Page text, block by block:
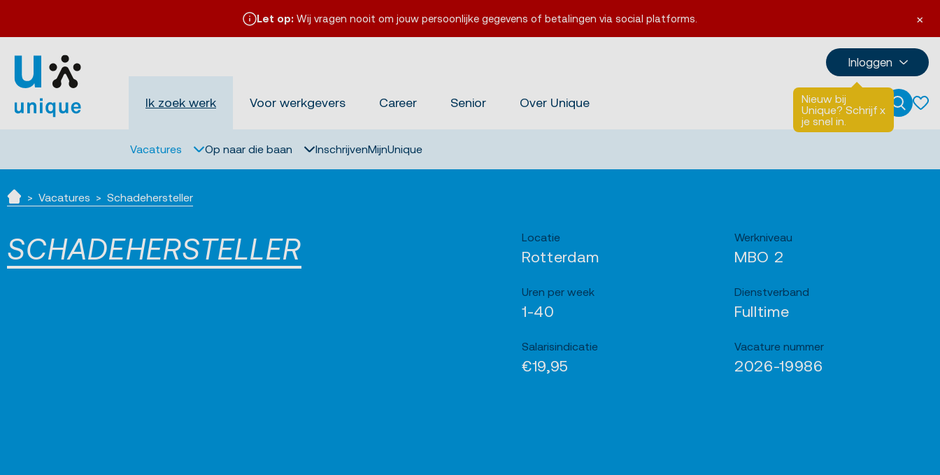
×
Let op: Wij vragen nooit om jouw persoonlijke gegevens of betalingen via social platforms.
Inloggen
Nieuw bij
Unique? Schrijf
je snel in.
x
Ik zoek werk Voor werkgevers Career Senior Over Unique English
Zoeken
Vacatures Op naar die baan InschrijvenMijnUnique
Vacatures Schadehersteller
SCHADEHERSTELLER Locatie
Rotterdam
Werkniveau
MBO 2
Uren per week
1-40
Dienstverband
Fulltime
Salarisindicatie
€19,95
Vacature nummer
2026-19986